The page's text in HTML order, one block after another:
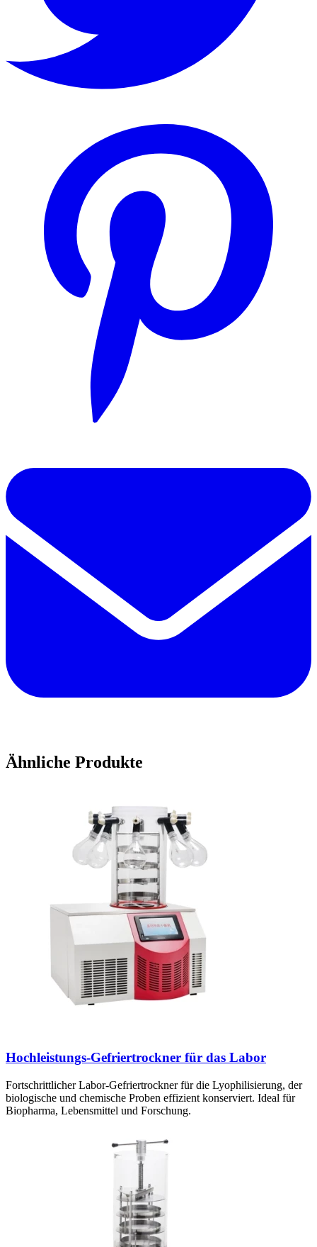
Ähnliche Produkte
Hochleistungs-Gefriertrockner für das Labor
Fortschrittlicher Labor-Gefriertrockner für die Lyophilisierung, der
biologische und chemische Proben effizient konserviert. Ideal für
Biopharma, Lebensmittel und Forschung.